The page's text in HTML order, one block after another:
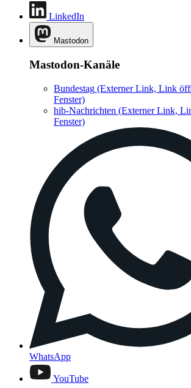
LinkedIn
Mastodon
Mastodon-Kanäle
Bundestag (Externer Link, Link
Fenster)
hib-Nachrichten (Externer Link,
Fenster)
WhatsApp
YouTube